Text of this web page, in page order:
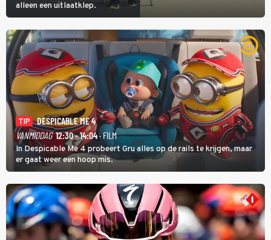
alleen een uitlaatklep.
TIP
DESPICABLE ME 4
VANMIDDAG 12:30 - 14:04· FILM
In Despicable Me 4 probeert Gru alles op de rails te krijgen, maar
er gaat weer een hoop mis.